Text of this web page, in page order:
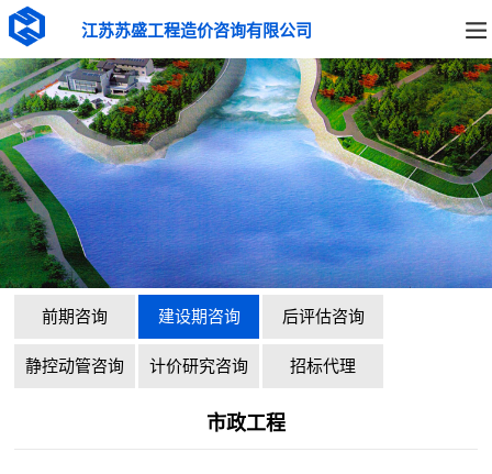
江苏苏盛工程造价咨询有限公司
前期咨询 建设期咨询 后评估咨询
静控动管咨询 计价研究咨询 招标代理
市政工程